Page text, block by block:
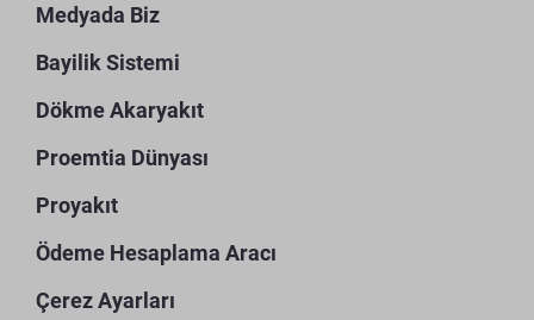
Medyada Biz
Bayilik Sistemi
Dökme Akaryakıt
Proemtia Dünyası
Proyakıt
Ödeme Hesaplama Aracı
Çerez Ayarları